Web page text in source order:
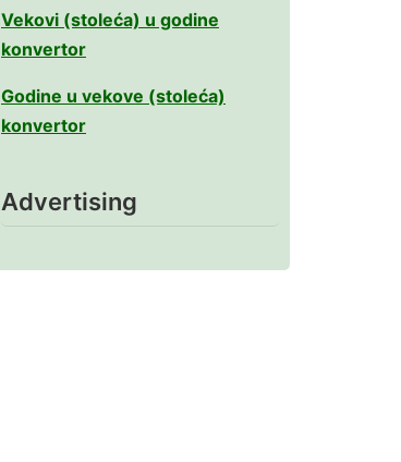
Vekovi (stoleća) u godine
konvertor
Godine u vekove (stoleća)
konvertor
Advertising